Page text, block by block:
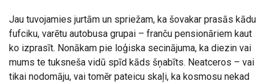
Jau tuvojamies jurtām un spriežam, ka šovakar prasās kādu
fufciku, varētu autobusa grupai – franču pensionāriem kaut
ko izprasīt. Nonākam pie loģiska secinājuma, ka diezin vai
mums te tuksneša vidū spīd kāds šņabīts. Neatceros – vai
tikai nodomāju, vai tomēr pateicu skaļi, ka kosmosu nekad